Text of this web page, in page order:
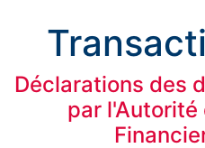
Déclarations des
par l'Autorité